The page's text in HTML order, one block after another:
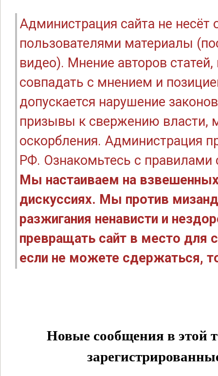
Администрация сайта не
пользователями материалы
видео). Мнение авторов
совпадать с мнением и
допускается нарушение
призывы к свержению власти,
оскорбления. Администрация
РФ. Ознакомьтесь с правилами
Мы настаиваем на
дискуссиях. Мы против
разжигания ненависти и
превращать сайт в место для
если не можете сдержаться,
Новые сообщения в этой